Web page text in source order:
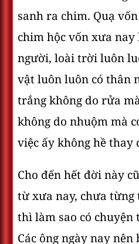
sanh ra chim. Quạ
chim hộc vốn xưa
người, loài trời luôn
vật luôn luôn có thân
trắng không do rửa
không do nhuộm mà
việc ấy không hề thay
Cho đến hết đời này
từ xưa nay, chưa từng
thì làm sao có chuyện
Các ông ngày nay